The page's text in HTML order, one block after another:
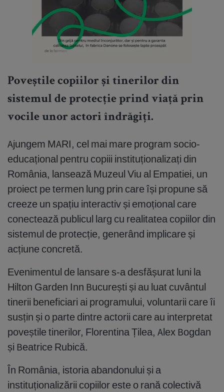
Poveștile copiilor și tinerilor din
sistemul de protecție prind viață prin
vocile unor actori îndrăgiţi.
Ajungem MARI, cel mai mare program socio-
educațional pentru copiii instituționalizați din
România, lansează Muzeul Viu al Empatiei, un
proiect pe termen lung prin care își propune să
creeze un spațiu interactiv și emoțional care
conectează publicul larg cu realitatea copiilor din
sistemul de protecție, generând implicare și
acțiune concretă.
Evenimentul de lansare s-a desfășurat luni la
Hilton Garden Inn București și au luat cuvântul
tinerii beneficiari ai programului, voluntarii care îi
susțin și o parte dintre actorii care au interpretat
poveștile tinerilor, Florentina Țilea, Alex Bogdan
și Beatrice Rubică.
În România, istoria abandonului și a
instituționalizării copiilor este o rană colectivă